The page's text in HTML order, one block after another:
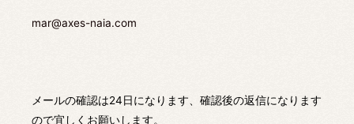
mar@axes-naia.com
メールの確認は24日になります、確認後の返信になります
ので宜しくお願いします。